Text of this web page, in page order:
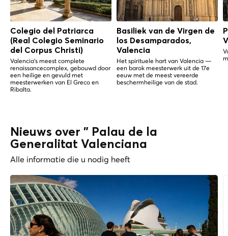
Colegio del Patriarca
(Real Colegio Seminario
del Corpus Christi)
Valencia's meest complete
renaissancecomplex, gebouwd door
een heilige en gevuld met
meesterwerken van El Greco en
Ribalta.
Basiliek van de Virgen de
los Desamparados,
Valencia
Het spirituele hart van Valencia —
een barok meesterwerk uit de 17e
eeuw met de meest vereerde
beschermheilige van de stad.
Nieuws over " Palau de la
Generalitat Valenciana
Alle informatie die u nodig heeft